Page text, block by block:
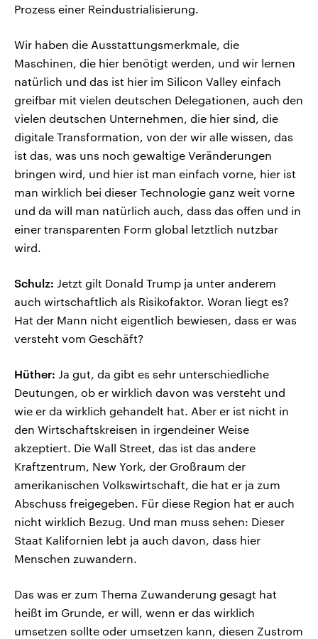
Prozess einer Reindustrialisierung.
Wir haben die Ausstattungsmerkmale, die
Maschinen, die hier benötigt werden, und wir lernen
natürlich und das ist hier im Silicon Valley einfach
greifbar mit vielen deutschen Delegationen, auch den
vielen deutschen Unternehmen, die hier sind, die
digitale Transformation, von der wir alle wissen, das
ist das, was uns noch gewaltige Veränderungen
bringen wird, und hier ist man einfach vorne, hier ist
man wirklich bei dieser Technologie ganz weit vorne
und da will man natürlich auch, dass das offen und in
einer transparenten Form global letztlich nutzbar
wird.
Schulz: Jetzt gilt Donald Trump ja unter anderem
auch wirtschaftlich als Risikofaktor. Woran liegt es?
Hat der Mann nicht eigentlich bewiesen, dass er was
versteht vom Geschäft?
Hüther: Ja gut, da gibt es sehr unterschiedliche
Deutungen, ob er wirklich davon was versteht und
wie er da wirklich gehandelt hat. Aber er ist nicht in
den Wirtschaftskreisen in irgendeiner Weise
akzeptiert. Die Wall Street, das ist das andere
Kraftzentrum, New York, der Großraum der
amerikanischen Volkswirtschaft, die hat er ja zum
Abschuss freigegeben. Für diese Region hat er auch
nicht wirklich Bezug. Und man muss sehen: Dieser
Staat Kalifornien lebt ja auch davon, dass hier
Menschen zuwandern.
Das was er zum Thema Zuwanderung gesagt hat
heißt im Grunde, er will, wenn er das wirklich
umsetzen sollte oder umsetzen kann, diesen Zustrom